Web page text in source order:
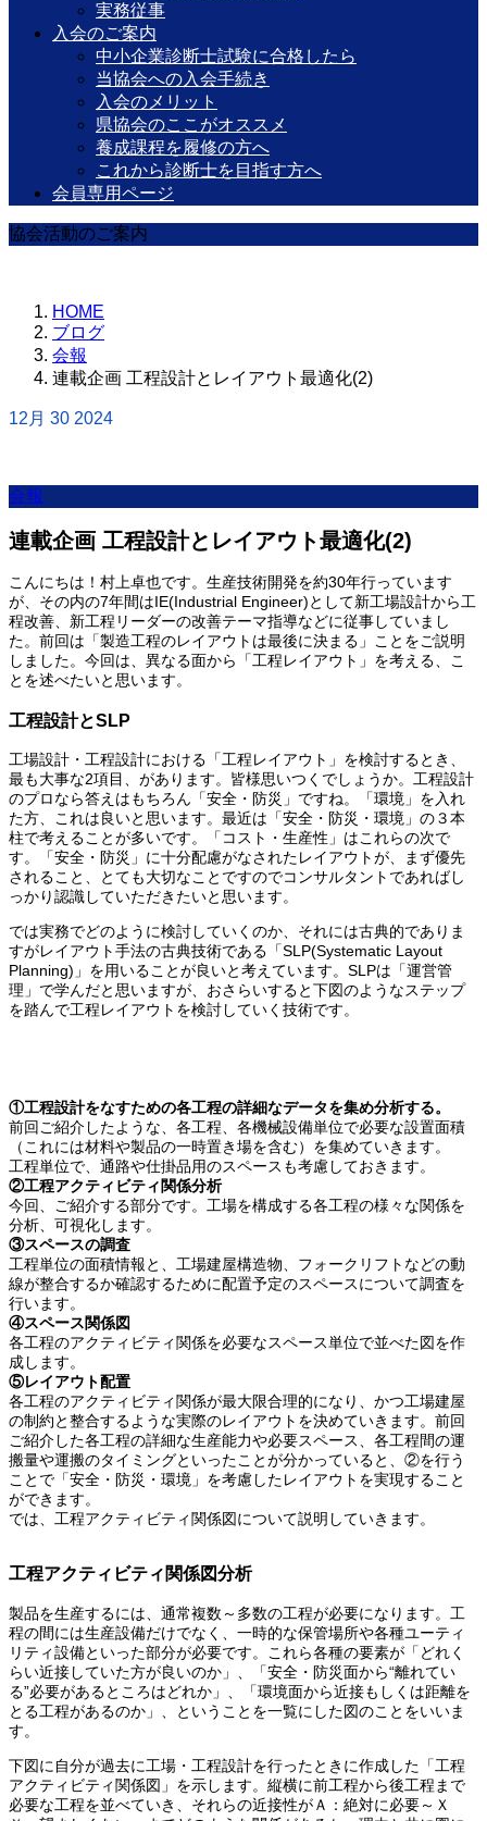
実務従事
入会のご案内
中小企業診断士試験に合格したら
当協会への入会手続き
入会のメリット
県協会のここがオススメ
養成課程を履修の方へ
これから診断士を目指す方へ
会員専用ページ
協会活動のご案内
HOME
ブログ
会報
連載企画 工程設計とレイアウト最適化(2)
12月 30 2024
会報
連載企画 工程設計とレイアウト最適化(2)
こんにちは！村上卓也です。生産技術開発を約30年行っています
が、その内の7年間はIE(Industrial Engineer)として新工場設計から工
程改善、新工程リーダーの改善テーマ指導などに従事していまし
た。前回は「製造工程のレイアウトは最後に決まる」ことをご説明
しました。今回は、異なる面から「工程レイアウト」を考える、こ
とを述べたいと思います。
工程設計とSLP
工場設計・工程設計における「工程レイアウト」を検討するとき、
最も大事な2項目、があります。皆様思いつくでしょうか。工程設計
のプロなら答えはもちろん「安全・防災」ですね。「環境」を入れ
た方、これは良いと思います。最近は「安全・防災・環境」の３本
柱で考えることが多いです。「コスト・生産性」はこれらの次で
す。「安全・防災」に十分配慮がなされたレイアウトが、まず優先
されること、とても大切なことですのでコンサルタントであればし
っかり認識していただきたいと思います。
では実務でどのように検討していくのか、それには古典的でありま
すがレイアウト手法の古典技術である「SLP(Systematic Layout
Planning)」を用いることが良いと考えています。SLPは「運営管
理」で学んだと思いますが、おさらいすると下図のようなステップ
を踏んで工程レイアウトを検討していく技術です。
①工程設計をなすための各工程の詳細なデータを集め分析する。
前回ご紹介したような、各工程、各機械設備単位で必要な設置面積
（これには材料や製品の一時置き場を含む）を集めていきます。
工程単位で、通路や仕掛品用のスペースも考慮しておきます。
②工程アクティビティ関係分析
今回、ご紹介する部分です。工場を構成する各工程の様々な関係を
分析、可視化します。
③スペースの調査
工程単位の面積情報と、工場建屋構造物、フォークリフトなどの動
線が整合するか確認するために配置予定のスペースについて調査を
行います。
④スペース関係図
各工程のアクティビティ関係を必要なスペース単位で並べた図を作
成します。
⑤レイアウト配置
各工程のアクティビティ関係が最大限合理的になり、かつ工場建屋
の制約と整合するような実際のレイアウトを決めていきます。前回
ご紹介した各工程の詳細な生産能力や必要スペース、各工程間の運
搬量や運搬のタイミングといったことが分かっていると、②を行う
ことで「安全・防災・環境」を考慮したレイアウトを実現すること
ができます。
では、工程アクティビティ関係図について説明していきます。
工程アクティビティ関係図分析
製品を生産するには、通常複数～多数の工程が必要になります。工
程の間には生産設備だけでなく、一時的な保管場所や各種ユーティ
リティ設備といった部分が必要です。これら各種の要素が「どれく
らい近接していた方が良いのか」、「安全・防災面から“離れてい
る”必要があるところはどれか」、「環境面から近接もしくは距離を
とる工程があるのか」、ということを一覧にした図のことをいいま
す。
下図に自分が過去に工場・工程設計を行ったときに作成した「工程
アクティビティ関係図」を示します。縦横に前工程から後工程まで
必要な工程を並べていき、それらの近接性がＡ：絶対に必要～Ｘ